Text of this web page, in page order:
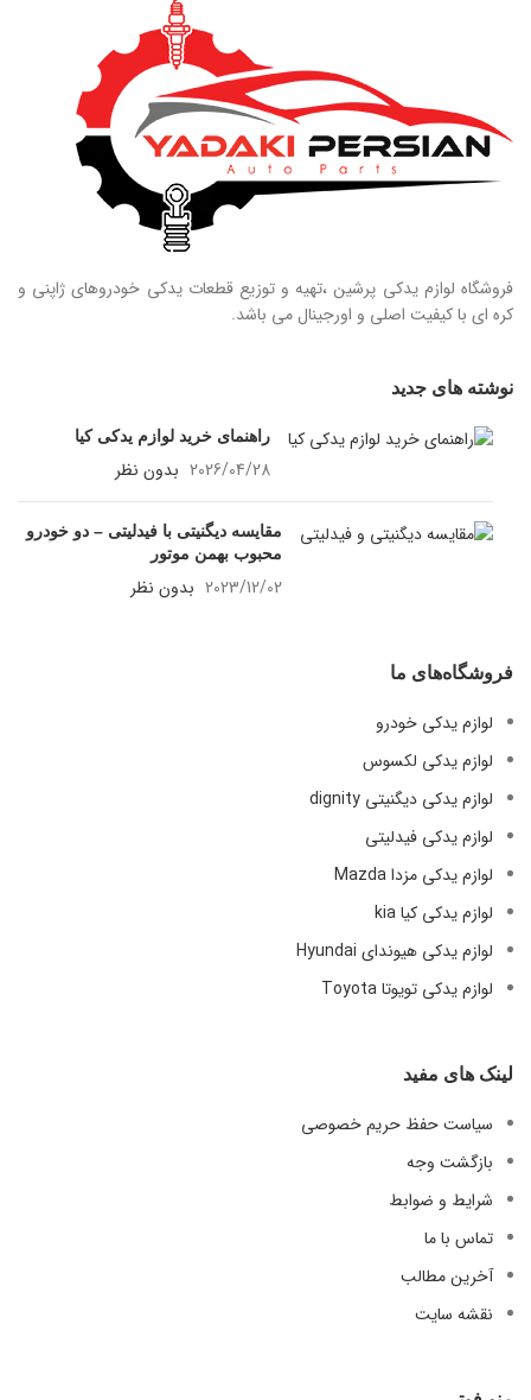
فروشگاه لوازم یدکی پرشین ،تهیه و توزیع قطعات یدکی خودروهای ژاپنی و
کره ای با کیفیت اصلی و اورجینال می باشد.
نوشته های جدید
راهنمای خرید لوازم یدکی کیا
2026/04/28 بدون نظر
مقایسه دیگنیتی با فیدلیتی – دو خودرو
محبوب بهمن موتور
2023/12/02 بدون نظر
فروشگاه‌های ما
لوازم یدکی خودرو
لوازم یدکی لکسوس
لوازم یدکی دیگنیتی dignity
لوازم یدکی فیدلیتی
لوازم یدکی مزدا Mazda
لوازم یدکی کیا kia
لوازم یدکی هیوندای Hyundai
لوازم یدکی تویوتا Toyota
لینک های مفید
سیاست حفظ حریم خصوصی
بازگشت وجه
شرایط و ضوابط
تماس با ما
آخرین مطالب
نقشه سایت